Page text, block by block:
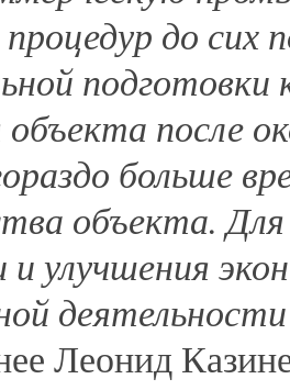
до
после
больше
объекта. Для
улучшения
Леонид